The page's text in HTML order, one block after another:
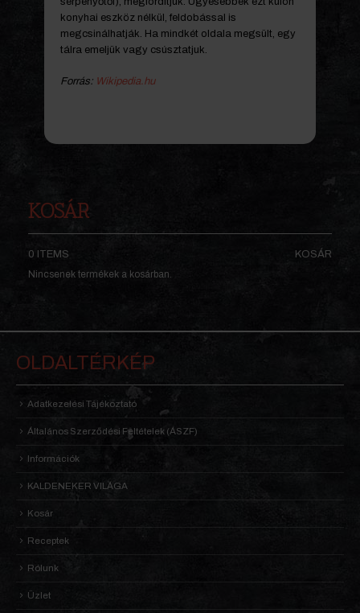
konyhai eszköz nélkül, feldobással is
megcsinálhatják. Ha mindkét oldala megsült, egy
tálra emeljük vagy csúsztatjuk.
Forrás: Wikipedia.hu
KOSÁR
0 ITEMS
KOSÁR
Nincsenek termékek a kosárban.
OLDALTÉRKÉP
Adatkezelési Tájékoztató
Általános Szerződési Feltételek (ÁSZF)
Információk
KALDENEKER VILÁGA
Kosár
Receptek
Rólunk
Üzlet